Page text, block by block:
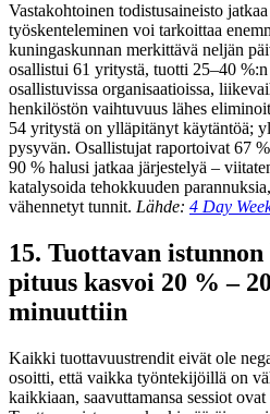
Vastakohtoinen todistusaineisto
työskenteleminen voi tarkoittaa
kuningaskunnan merkittävä neljän
osallistui 61 yritystä, tuotti 25–40
osallistuvissa organisaatioissa,
henkilöstön vaihtuvuus lähes
54 yritystä on ylläpitänyt käytäntöä;
pysyvän. Osallistujat raportoivat 67
90 % halusi jatkaa järjestelyä –
katalysoida tehokkuuden
vähennetyt tunnit. Lähde: 4 Day
15. Tuottavan
pituus kasvoi 20 % –
minuuttiin
Kaikki tuottavuustrendit eivät ole
osoitti, että vaikka työntekijöillä on
kaikkiaan, saavuttamansa sessiot